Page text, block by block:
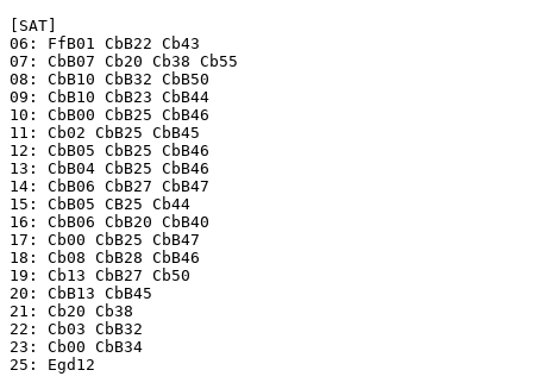
[SAT]
06: FfB01 CbB22 Cb43
07: CbB07 Cb20 Cb38 Cb55
08: CbB10 CbB32 CbB50
09: CbB10 CbB23 CbB44
10: CbB00 CbB25 CbB46
11: Cb02 CbB25 CbB45
12: CbB05 CbB25 CbB46
13: CbB04 CbB25 CbB46
14: CbB06 CbB27 CbB47
15: CbB05 CB25 Cb44
16: CbB06 CbB20 CbB40
17: Cb00 CbB25 CbB47
18: Cb08 CbB28 CbB46
19: Cb13 CbB27 Cb50
20: CbB13 CbB45
21: Cb20 Cb38
22: Cb03 CbB32
23: Cb00 CbB34
25: Egd12